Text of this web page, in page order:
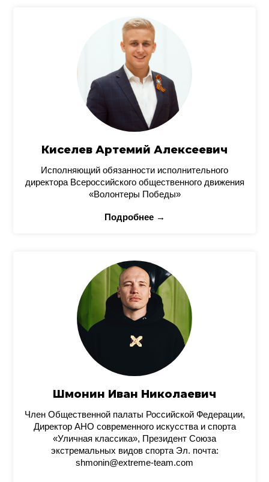
Киселев Артемий Алексеевич
Исполняющий обязанности исполнительного
директора Всероссийского общественного движения
«Волонтеры Победы»
Подробнее →
Шмонин Иван Николаевич
Член Общественной палаты Российской Федерации,
Директор АНО современного искусства и спорта
«Уличная классика», Президент Союза
экстремальных видов спорта Эл. почта:
shmonin@extreme-team.com